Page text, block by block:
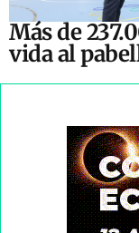
Más de
vida al